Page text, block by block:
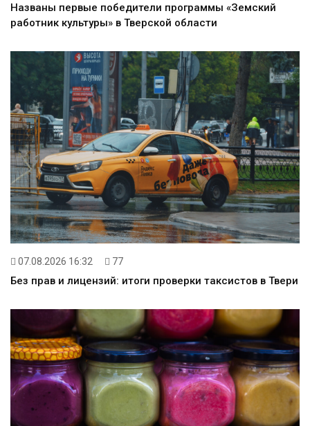
Названы первые победители программы «Земский
работник культуры» в Тверской области
07.08.2026 16:32 77
Без прав и лицензий: итоги проверки таксистов в Твери